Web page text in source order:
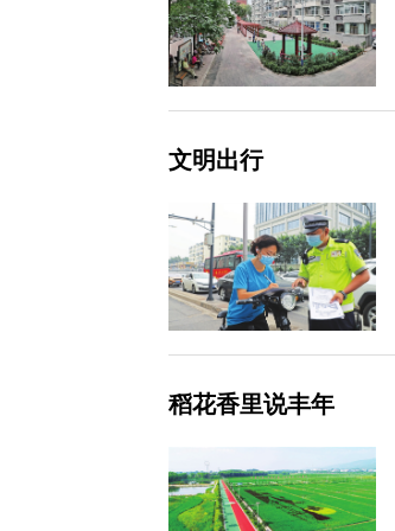
文明出行
稻花香里说丰年